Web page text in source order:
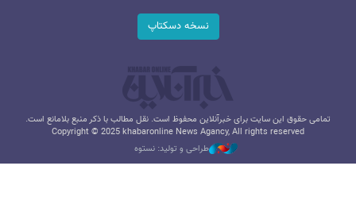
نسخه دسکتاپ
تمامی حقوق این سایت برای خبرآنلاین محفوظ است. نقل مطالب با ذکر منبع بلامانع است.
Copyright © 2025 khabaronline News Agancy, All rights reserved
طراحی و تولید: نستوه